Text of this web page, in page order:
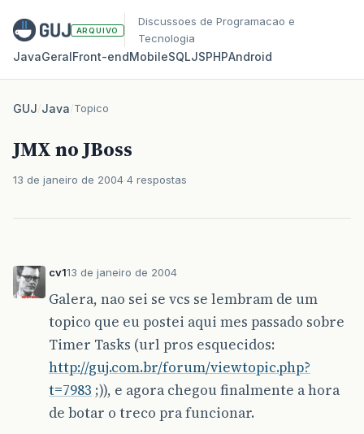
ARQUIVO
Discussoes de Programacao e
Tecnologia
JavaGeralFront‑endMobileSQLJSPHPAndroid
GUJ/Java/Topico
JMX no JBoss
13 de janeiro de 2004 4 respostas
cv113 de janeiro de 2004
Galera, nao sei se vcs se lembram de um
topico que eu postei aqui mes passado sobre
Timer Tasks (url pros esquecidos:
http://guj.com.br/forum/viewtopic.php?
t=7983 ;)), e agora chegou finalmente a hora
de botar o treco pra funcionar.